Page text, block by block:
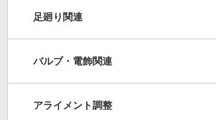
足廻り関連
バルブ・電飾関連
アライメント調整